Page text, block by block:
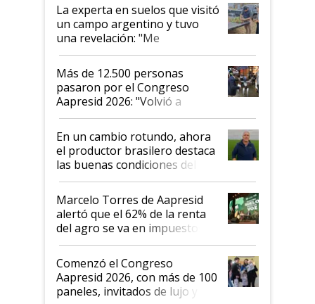
La experta en suelos que visitó
un campo argentino y tuvo
una revelación: "Me
impresionó mucho"
Más de 12.500 personas
pasaron por el Congreso
Aapresid 2026: "Volvió a
demostrar que hablar del
suelo es hablar de todo el
sistema productivo"
En un cambio rotundo, ahora
el productor brasilero destaca
las buenas condiciones del
agro argentino para invertir:
"Los veo más motivados"
Marcelo Torres de Aapresid
alertó que el 62% de la renta
del agro se va en impuestos:
"No es bueno que en
Argentina se sigan discutiendo
las mismas cosas de hace 50
años"
Comenzó el Congreso
Aapresid 2026, con más de 100
paneles, invitados de lujo y